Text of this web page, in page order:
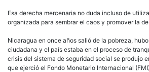
Esa derecha mercenaria no duda incluso de
organizada para sembrar el caos y promover la
Nicaragua en once años salió de la pobreza,
ciudadana y el país estaba en el proceso de
crisis del sistema de seguridad social se produjo
que ejerció el Fondo Monetario Internacional